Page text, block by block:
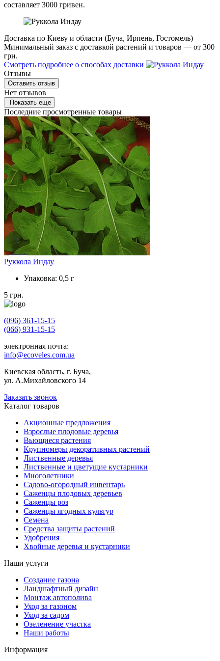
составляет 3000 гривен.
Доставка по Киеву и области (Буча, Ирпень, Гостомель)
Минимальный заказ с доставкой растений и товаров — от 300
грн.
Смотреть подробнее о способах доставки
Отзывы
Оставить отзыв
Нет отзывов
Показать еще
Последние просмотренные товары
Руккола Индау
Упаковка: 0,5 г
5 грн.
(096) 361-15-15
(066) 931-15-15
электронная почта:
info@ecoveles.com.ua
Киевская область, г. Буча,
ул. А.Михайловского 14
Заказать звонок
Каталог товаров
Акционные предложения
Взрослые плодовые деревья
Вьющиеся растения
Крупномеры декоративных растений
Лиственные деревья
Лиственные и цветущие кустарники
Многолетники
Садово-огородный инвентарь
Саженцы плодовых деревьев
Саженцы роз
Саженцы ягодных культур
Семена
Средства защиты растений
Удобрения
Хвойные деревья и кустарники
Наши услуги
Создание газона
Ландшафтный дизайн
Монтаж автополива
Уход за газоном
Уход за садом
Озеленение участка
Наши работы
Информация